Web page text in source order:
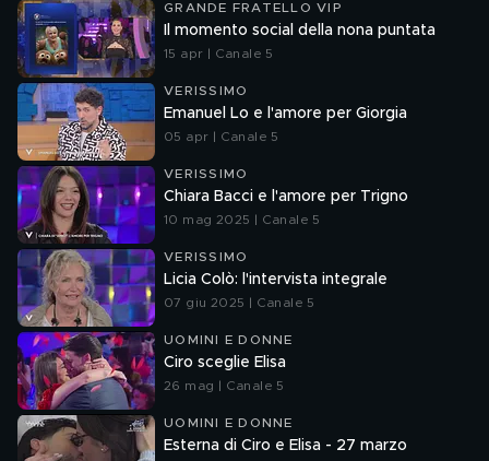
GRANDE FRATELLO VIP
Il momento social della nona puntata
15 apr | Canale 5
VERISSIMO
Emanuel Lo e l'amore per Giorgia
05 apr | Canale 5
VERISSIMO
Chiara Bacci e l'amore per Trigno
10 mag 2025 | Canale 5
VERISSIMO
Licia Colò: l'intervista integrale
07 giu 2025 | Canale 5
UOMINI E DONNE
Ciro sceglie Elisa
26 mag | Canale 5
UOMINI E DONNE
Esterna di Ciro e Elisa - 27 marzo